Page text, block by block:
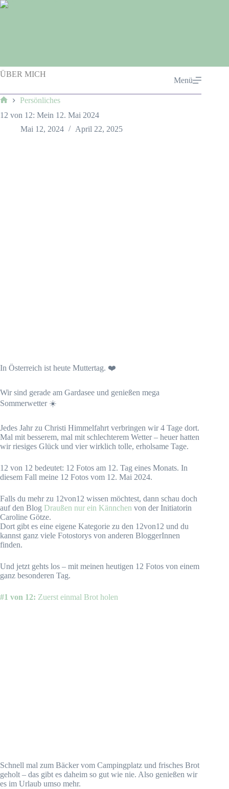
Zum
ÜBER MICH
Menü
Persönliches
12 von 12: Mein 12. Mai 2024
Mai 12, 2024
April 22, 2025
In Österreich ist heute Muttertag. ❤️
Wir sind gerade am Gardasee und genießen mega
Sommerwetter ☀️
Jedes Jahr zu Christi Himmelfahrt verbringen wir 4 Tage dort.
Mal mit besserem, mal mit schlechterem Wetter – heuer hatten
wir riesiges Glück und vier wirklich tolle, erholsame Tage.
12 von 12 bedeutet: 12 Fotos am 12. Tag eines Monats. In
diesem Fall meine 12 Fotos vom 12. Mai 2024.
Falls du mehr zu 12von12 wissen möchtest, dann schau doch
auf den Blog Draußen nur ein Kännchen von der Initiatorin
Caroline Götze.
Dort gibt es eine eigene Kategorie zu den 12von12 und du
kannst ganz viele Fotostorys von anderen BloggerInnen
finden.
Und jetzt gehts los – mit meinen heutigen 12 Fotos von einem
ganz besonderen Tag.
#1 von 12: Zuerst einmal Brot holen
Schnell mal zum Bäcker vom Campingplatz und frisches Brot
geholt – das gibt es daheim so gut wie nie. Also genießen wir
es im Urlaub umso mehr.